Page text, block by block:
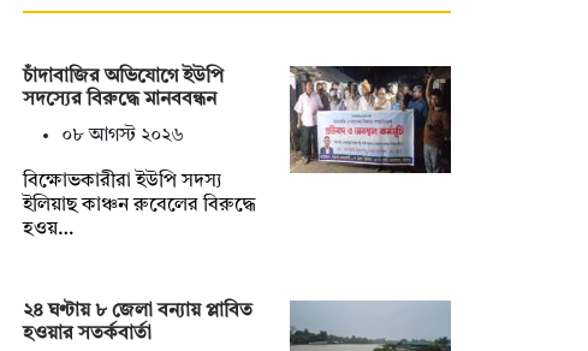
চাঁদাবাজির অভিযোগে ইউপি
সদস্যের বিরুদ্ধে মানববন্ধন
০৮ আগস্ট ২০২৬
বিক্ষোভকারীরা ইউপি সদস্য
ইলিয়াছ কাঞ্চন রুবেলের বিরুদ্ধে
হওয়…
২৪ ঘণ্টায় ৮ জেলা বন্যায় প্লাবিত
হওয়ার সতর্কবার্তা